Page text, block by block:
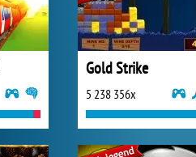
Gold Strike
5 238 356x